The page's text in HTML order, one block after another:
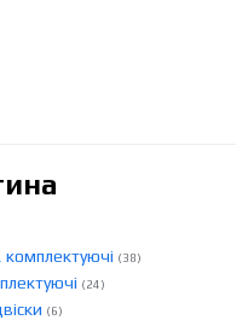
комплектуючі (38)
(24)
(6)